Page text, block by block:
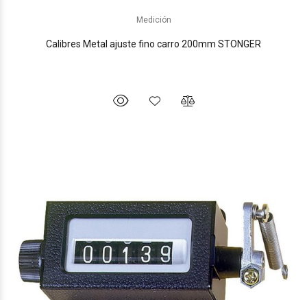
Medición
Calibres Metal ajuste fino carro 200mm STONGER